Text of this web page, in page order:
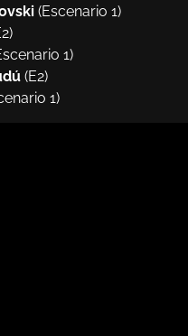
(Escenario 1)
1)
(E2)
1)